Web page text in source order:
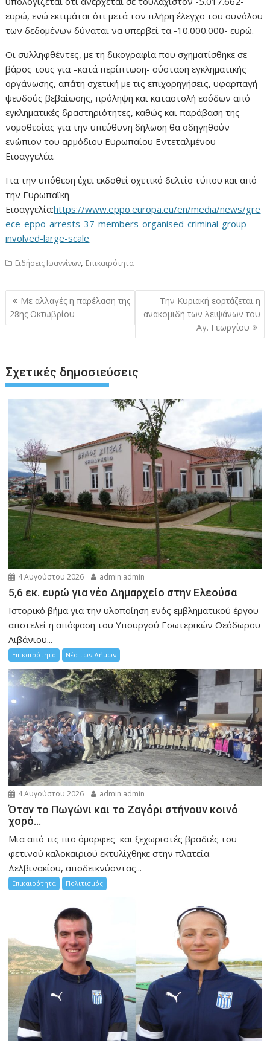
ευρώ, ενώ εκτιμάται ότι μετά τον πλήρη έλεγχο του συνόλου
των δεδομένων δύναται να υπερβεί τα -10.000.000- ευρώ.
Οι συλληφθέντες, με τη δικογραφία που σχηματίσθηκε σε
βάρος τους για –κατά περίπτωση- σύσταση εγκληματικής
οργάνωσης, απάτη σχετική με τις επιχορηγήσεις, υφαρπαγή
ψευδούς βεβαίωσης, πρόληψη και καταστολή εσόδων από
εγκληματικές δραστηριότητες, καθώς και παράβαση της
νομοθεσίας για την υπεύθυνη δήλωση θα οδηγηθούν
ενώπιον του αρμόδιου Ευρωπαίου Εντεταλμένου
Εισαγγελέα.
Για την υπόθεση έχει εκδοθεί σχετικό δελτίο τύπου και από
την Ευρωπαϊκή
Εισαγγελία:https://www.eppo.europa.eu/en/media/news/gre
ece-eppo-arrests-37-members-organised-criminal-group-
involved-large-scale
Ειδήσεις Ιωαννίνων, Επικαιρότητα
Πλοήγηση
άρθρων
Με αλλαγές η παρέλαση της
28ης Οκτωβρίου
Την Κυριακή εορτάζεται η
ανακομιδή των λειψάνων του
Αγ. Γεωργίου
Σχετικές δημοσιεύσεις
4 Αυγούστου 2026 admin admin
5,6 εκ. ευρώ για νέο Δημαρχείο στην Ελεούσα
Ιστορικό βήμα για την υλοποίηση ενός εμβληματικού έργου
αποτελεί η απόφαση του Υπουργού Εσωτερικών Θεόδωρου
Λιβάνιου...
Επικαιρότητα Νέα των Δήμων
4 Αυγούστου 2026 admin admin
Όταν το Πωγώνι και το Ζαγόρι στήνουν κοινό
χορό…
Μια από τις πιο όμορφες και ξεχωριστές βραδιές του
φετινού καλοκαιριού εκτυλίχθηκε στην πλατεία
Δελβινακίου, αποδεικνύοντας...
Επικαιρότητα Πολιτισμός